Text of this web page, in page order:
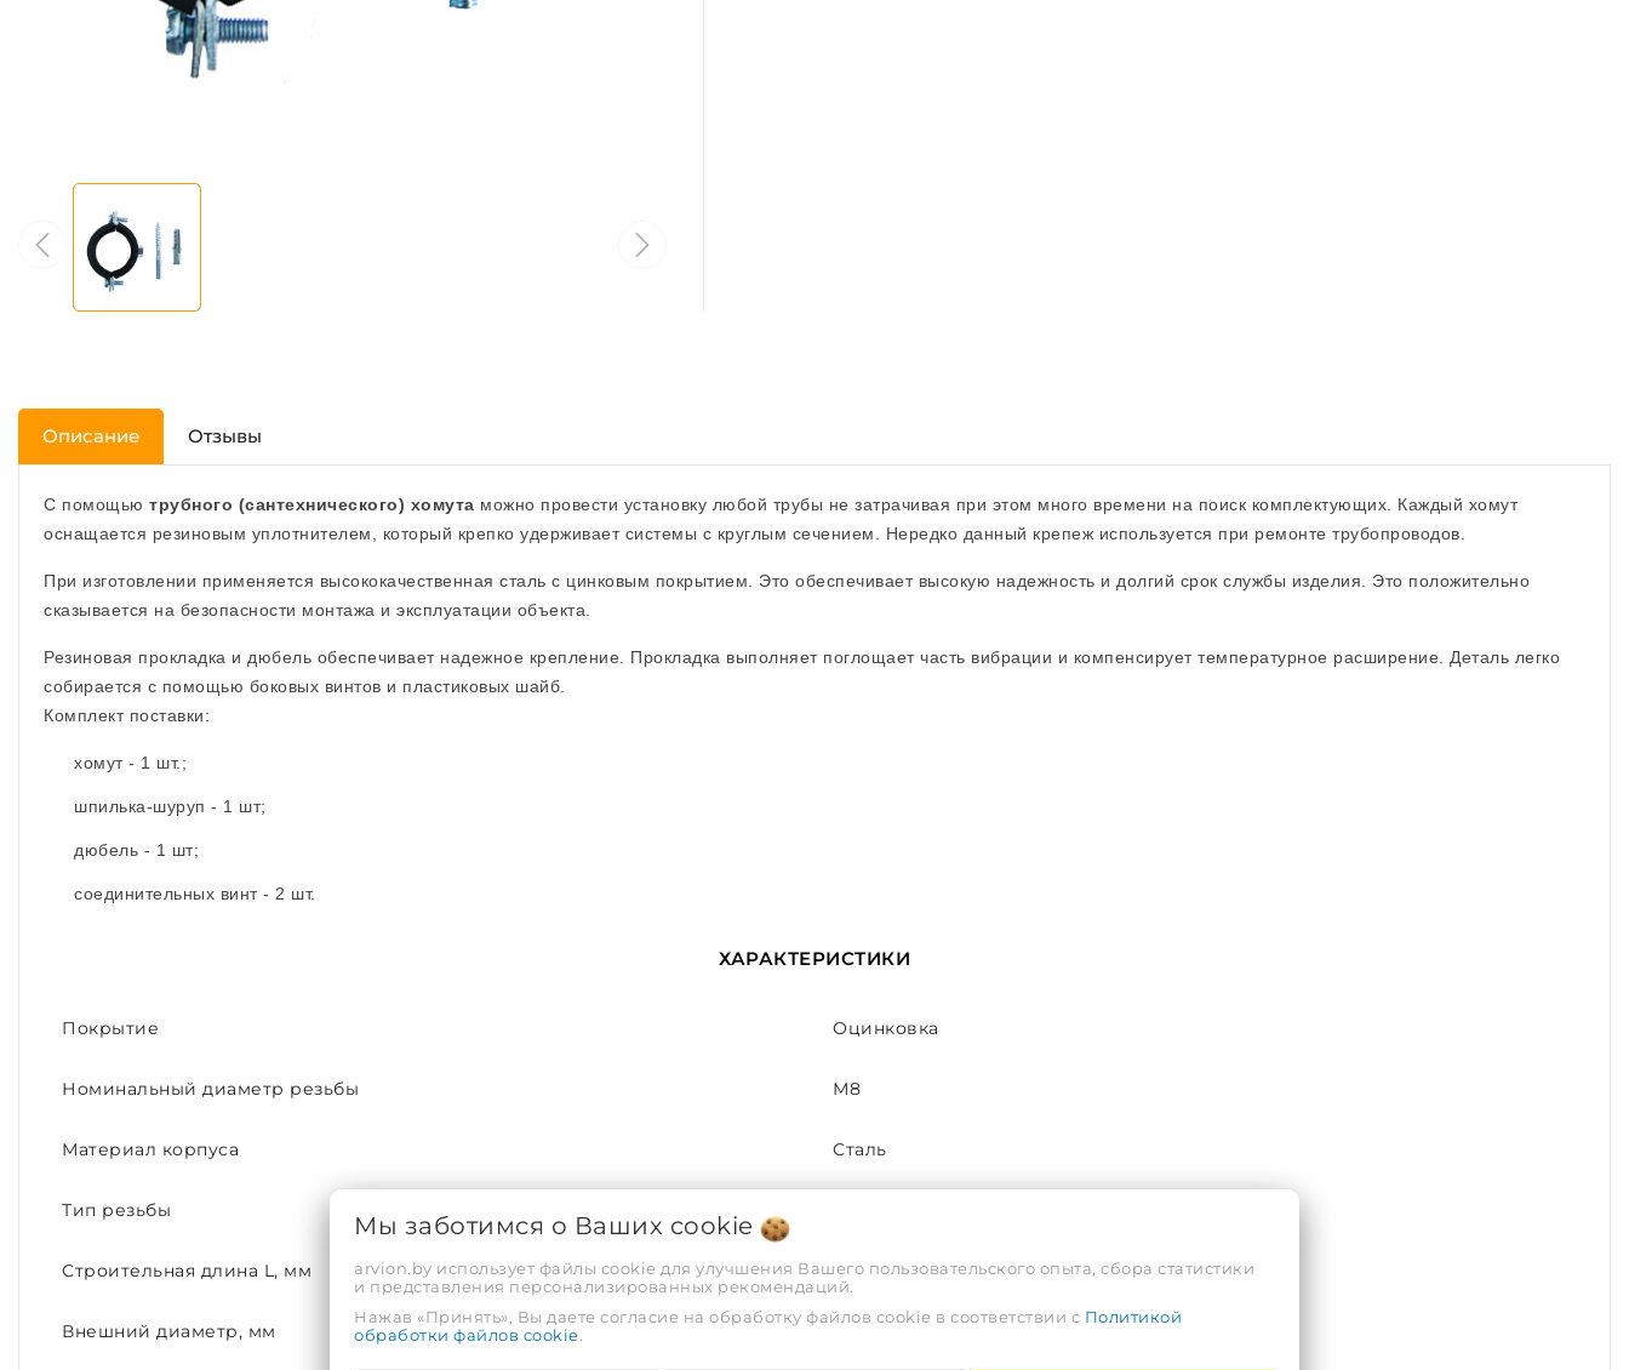
Описание Отзывы
С помощью трубного (сантехнического) хомута можно провести установку любой трубы не затрачивая при этом много времени на поиск комплектующих. Каждый хомут
оснащается резиновым уплотнителем, который крепко удерживает системы с круглым сечением. Нередко данный крепеж используется при ремонте трубопроводов.
При изготовлении применяется высококачественная сталь с цинковым покрытием. Это обеспечивает высокую надежность и долгий срок службы изделия. Это положительно
сказывается на безопасности монтажа и эксплуатации объекта.
Резиновая прокладка и дюбель обеспечивает надежное крепление. Прокладка выполняет поглощает часть вибрации и компенсирует температурное расширение. Деталь легко
собирается с помощью боковых винтов и пластиковых шайб.
Комплект поставки:
хомут - 1 шт.;
шпилька-шуруп - 1 шт;
дюбель - 1 шт;
соединительных винт - 2 шт.
ХАРАКТЕРИСТИКИ
Покрытие Оцинковка
Номинальный диаметр резьбы М8
Материал корпуса Сталь
Тип резьбы
Строительная длина L, мм 20
Внешний диаметр, мм
Мы заботимся о Ваших cookie
arvion.by использует файлы cookie для улучшения Вашего пользовательского опыта, сбора статистики
и представления персонализированных рекомендаций.
Нажав «Принять», Вы даете согласие на обработку файлов cookie в соответствии с Политикой
обработки файлов cookie.